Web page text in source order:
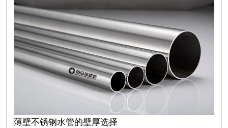
薄壁不锈钢水管的壁厚选择